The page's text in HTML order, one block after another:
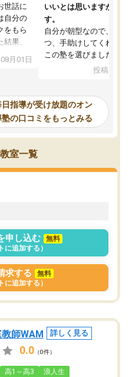
世話に
自分の
をもら
果、
ず不
の経験
。学習
につ
だけた
進める
勉強
る方
。
月01日
いいとは思いますが、料
す。
自分が朝型なので、自習
つ、手助けしてくれる設
この塾を選びました。
投稿日：
指導が受け放題のオン
の口コミをもっとみる
室一覧
申し込む
無料
に追加する）
求する
無料
に追加する）
師WAM 詳しく見る
0.0 （0件）
高1～高3 浪人生